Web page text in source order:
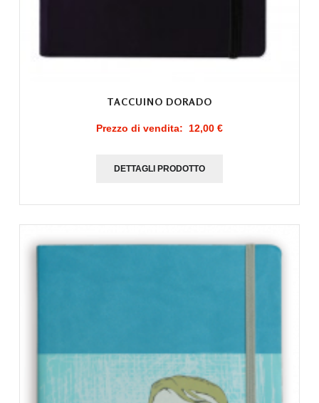
TACCUINO DORADO
Prezzo di vendita: 12,00 €
DETTAGLI PRODOTTO